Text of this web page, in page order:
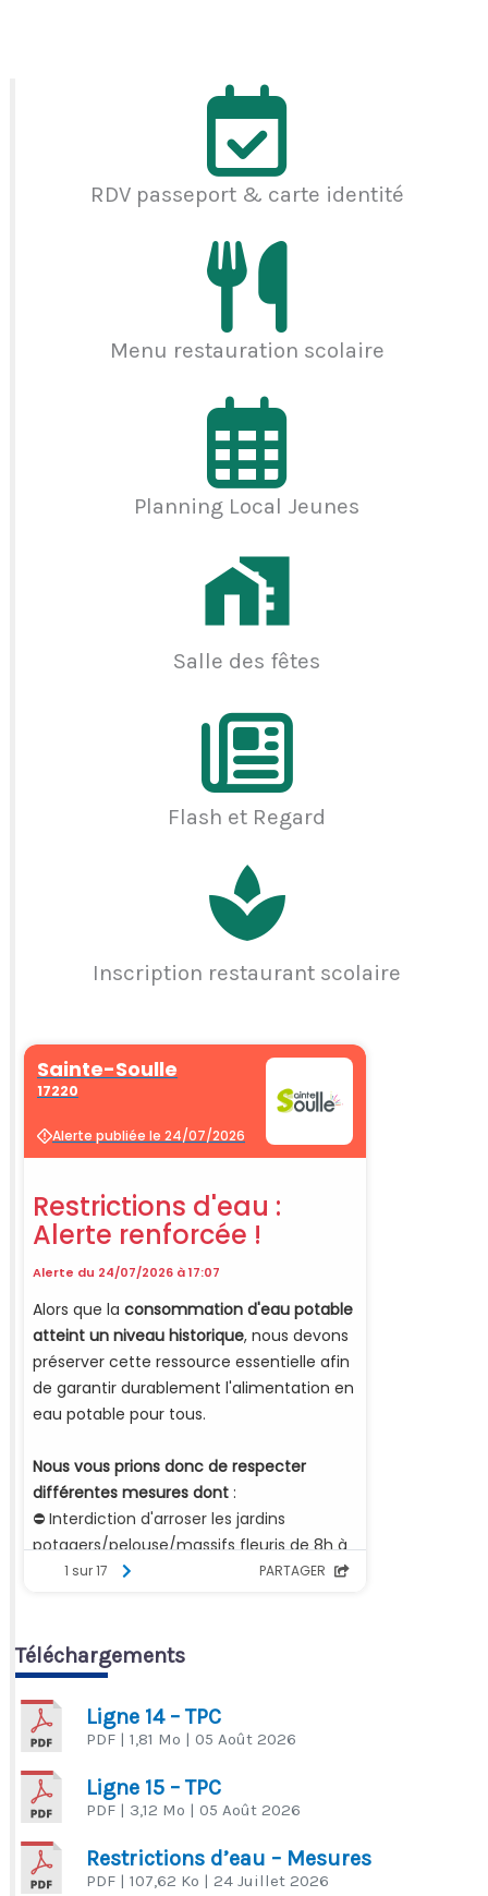
RDV passeport & carte identité
Menu restauration scolaire
Planning Local Jeunes
Salle des fêtes
Flash et Regard
Inscription restaurant scolaire
Téléchargements
Ligne 14 – TPC
PDF | 1,81 Mo | 05 Août 2026
Ligne 15 – TPC
PDF | 3,12 Mo | 05 Août 2026
Restrictions d’eau – Mesures
PDF | 107,62 Ko | 24 Juillet 2026